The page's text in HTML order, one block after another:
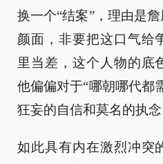
换一个“结案”，理由是
颜面，非要把这口气给
里当差，这个人物的底
他偏偏对于“哪朝哪代都
狂妄的自信和莫名的执念
如此具有内在激烈冲突